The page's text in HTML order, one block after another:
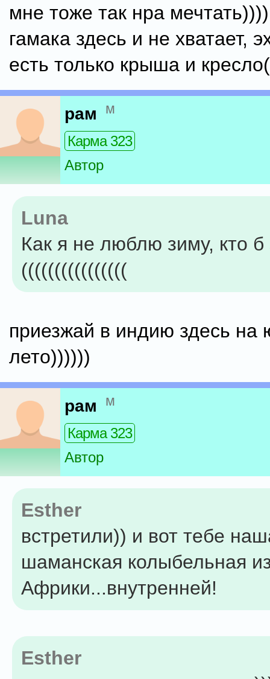
мне тоже так нра
гамака здесь и не хватает,
есть только крыша и
рам м
Карма 323
Автор
Luna
Как я не люблю зиму, кто б
((((((((((((((((
приезжай в индию здесь на
лето))))))
рам м
Карма 323
Автор
Esther
встретили)) и вот тебе
шаманская колыбельная
Африки...внутренней!
Esther